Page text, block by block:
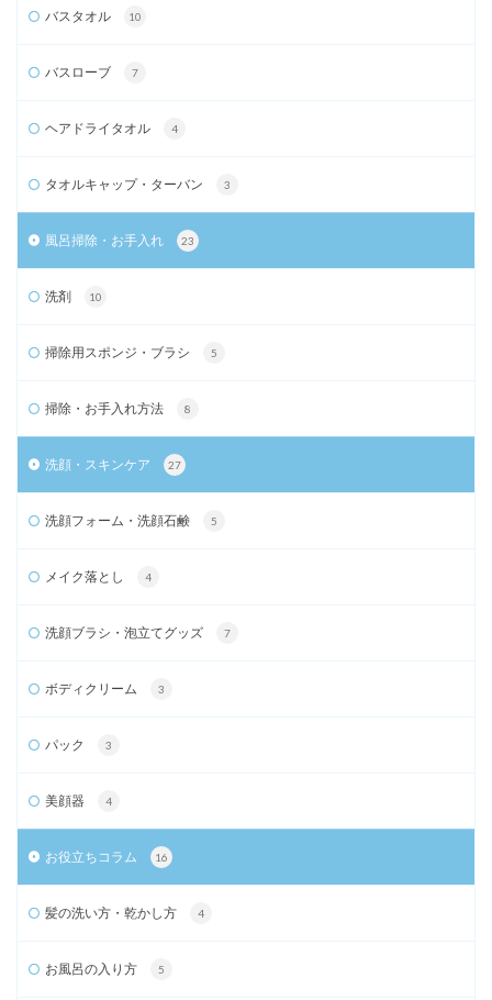
バスタオル 10
バスローブ 7
ヘアドライタオル 4
タオルキャップ・ターバン 3
風呂掃除・お手入れ 23
洗剤 10
掃除用スポンジ・ブラシ 5
掃除・お手入れ方法 8
洗顔・スキンケア 27
洗顔フォーム・洗顔石鹸 5
メイク落とし 4
洗顔ブラシ・泡立てグッズ 7
ボディクリーム 3
パック 3
美顔器 4
お役立ちコラム 16
髪の洗い方・乾かし方 4
お風呂の入り方 5